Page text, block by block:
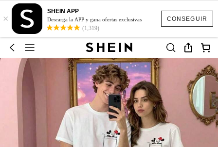
CONSEGUIR
×
SHEIN APP
Descarga la APP y gana ofertas exclusivas
(1,319)